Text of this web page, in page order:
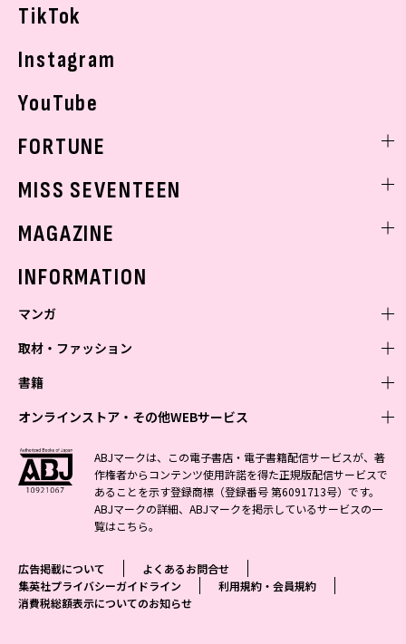
TikTok
Instagram
YouTube
FORTUNE
MISS SEVENTEEN
MAGAZINE
INFORMATION
マンガ
少年マンガ
Vジャンプ
最強ジャンプ
少年ジャンプ+
ジャンプTOON
ジャンプルーキー！
S-MANGA
青年マンガ
ZEBRACK
S-MANGA
集英社ジャンプリミックス
週刊ヤングジャンプ
ヤングジャンプ定期購読デジタル
少女マンガ
ZEBRACK
S-MANGA
集英社コミック文庫
マーガレット
別冊マーガレット
女性マンガ
ジャンプTOON
集英社コミック文庫
マンガMee公式サイト
リマコミ
取材・ファッション
ファッション・美容
BAILA
MAQUIA
eclat
T JAPAN
芸能・情報・スポーツ
週プレNEWS
週プレ グラジャパ!
書籍
文芸・文庫・総合
小説すばる
集英社 文芸ステーション
web 集英社文庫
アジア人物史
学芸・ノンフィクション・新書
1日5分で、明日は変わる よみタイ yomitai
集英社学芸部 - 学芸・ノンフィクション
集英社ビジネス書
集英社新書プラス - 知の水先案内人
kotoba
ライトノベル・ノベライズ
集英社オレンジ文庫
JUMP j-BOOKS
ダッシュエックス文庫公式サイト
集英社Webマガジン コバルト
集英社の児童図書 S-KIDS.LAND
オンラインストア・その他WEBサービス
オンラインストア
OTO
SHUEISHA MANGA-ART HERITAGE
ジャンプキャラクターズストア
HAPPY PLUS STORE
SHUEISHA VOX
LEEマルシェ
その他WEBサービス
集英社アドナビ
集英社エディターズ・ラボ
ABJマークは、この電子書店・電子書籍配信サービスが、著
作権者からコンテンツ使用許諾を得た正規版配信サービスで
あることを示す登録商標（登録番号 第6091713号）です。
ABJマークの詳細、ABJマークを掲示しているサービスの一
覧はこちら。
広告掲載について
よくあるお問合せ
集英社プライバシーガイドライン
利用規約・会員規約
消費税総額表示についてのお知らせ